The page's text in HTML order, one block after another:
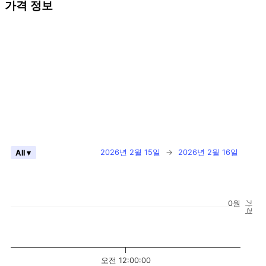
가격 정보
가격
2026년 2월 15일 → 2026년 2월 16일
All ▾
오전 12:00:00
0원